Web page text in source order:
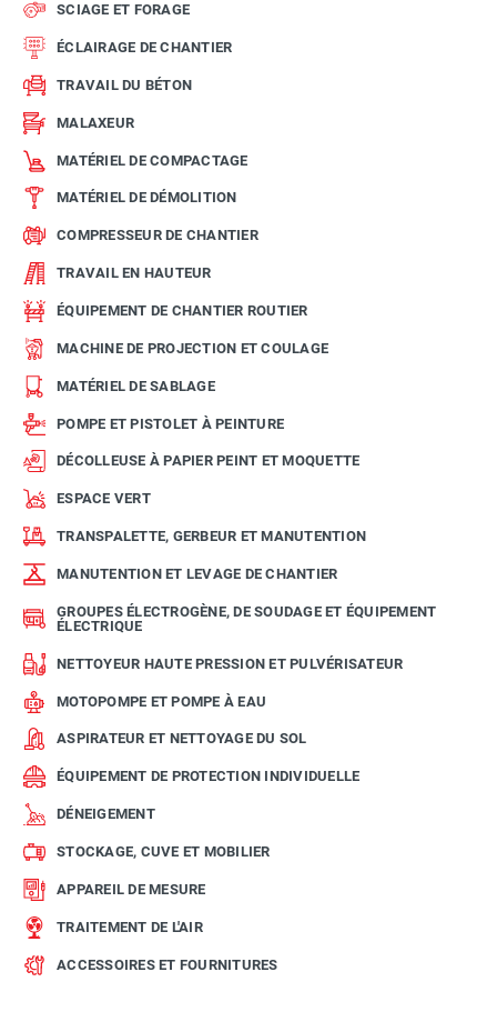
SCIAGE ET FORAGE
ÉCLAIRAGE DE CHANTIER
TRAVAIL DU BÉTON
MALAXEUR
MATÉRIEL DE COMPACTAGE
MATÉRIEL DE DÉMOLITION
COMPRESSEUR DE CHANTIER
TRAVAIL EN HAUTEUR
ÉQUIPEMENT DE CHANTIER ROUTIER
MACHINE DE PROJECTION ET COULAGE
MATÉRIEL DE SABLAGE
POMPE ET PISTOLET À PEINTURE
DÉCOLLEUSE À PAPIER PEINT ET MOQUETTE
ESPACE VERT
TRANSPALETTE, GERBEUR ET MANUTENTION
MANUTENTION ET LEVAGE DE CHANTIER
GROUPES ÉLECTROGÈNE, DE SOUDAGE ET ÉQUIPEMENT
ÉLECTRIQUE
NETTOYEUR HAUTE PRESSION ET PULVÉRISATEUR
MOTOPOMPE ET POMPE À EAU
ASPIRATEUR ET NETTOYAGE DU SOL
ÉQUIPEMENT DE PROTECTION INDIVIDUELLE
DÉNEIGEMENT
STOCKAGE, CUVE ET MOBILIER
APPAREIL DE MESURE
TRAITEMENT DE L'AIR
ACCESSOIRES ET FOURNITURES